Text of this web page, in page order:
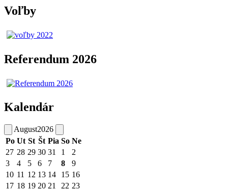
Voľby
Referendum 2026
Kalendár
August2026
Po Ut St Št Pia So Ne
27 28 29 30 31 1
2
3
4 5 6 7 8
9
10 11 12 13 14 15 16
17 18 19 20 21 22 23